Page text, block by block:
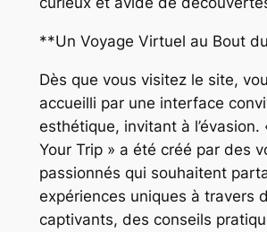
**Un Voyage Virtuel au Bout
Dès que vous visitez le site,
accueilli par une interface
esthétique, invitant à l’évasion.
Your Trip » a été créé par des
passionnés qui souhaitent
expériences uniques à travers
captivants, des conseils